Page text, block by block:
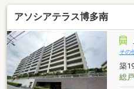
ントです。2024年には
家事のしやすさと安全
パー・コンビニ・ドラ
圏内に揃い、生活利便
「住環境」のバランス
マンションです。
アソシアテラス博多南
その
築
総